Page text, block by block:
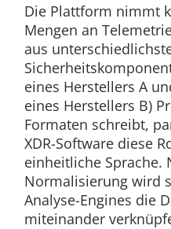
Die Plattform nimmt
Mengen an
aus
eines Herstellers A
eines Herstellers B)
Formaten schreibt,
XDR-Software diese
einheitliche Sprache.
Normalisierung wird
Analyse-Engines die
miteinander